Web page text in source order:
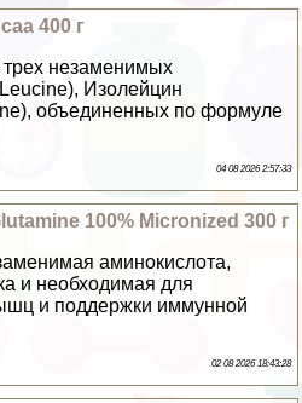
400 г
незаменимых
Изолейцин
объединенных по формуле
04 08 2026 2:57:33
100% Micronized 300 г
аминокислота,
и необходимая для
и поддержки иммунной
02 08 2026 18:43:28